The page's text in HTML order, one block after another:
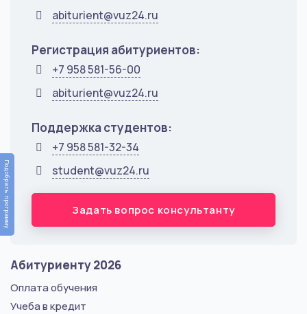
abiturient@vuz24.ru
Регистрация абитуриентов:
+7 958 581-56-00
abiturient@vuz24.ru
Поддержка студентов:
+7 958 581-32-34
student@vuz24.ru
Задать вопрос консультанту
Абитуриенту 2026
Оплата обучения
Учеба в кредит
Подобрать программу